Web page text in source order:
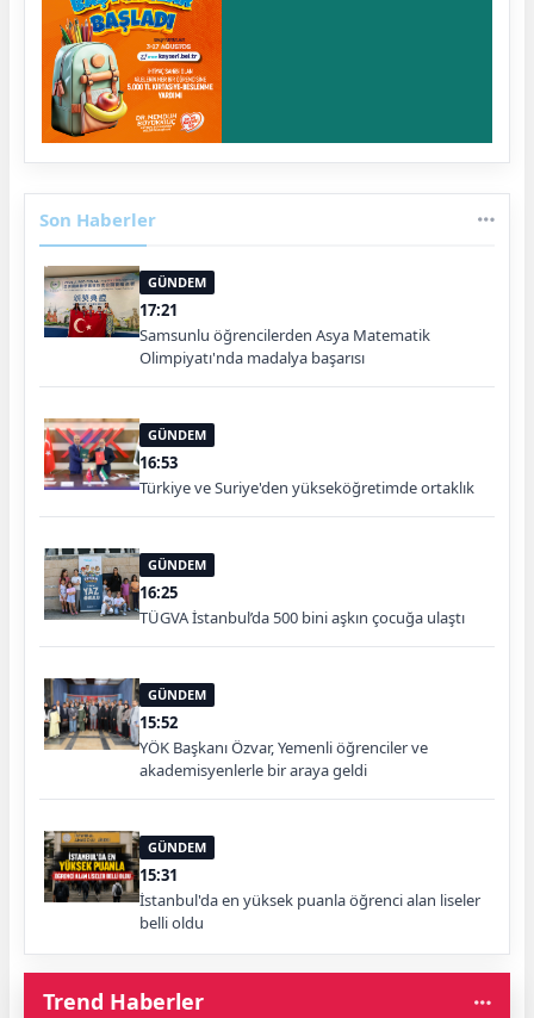
Son Haberler
GÜNDEM
17:21
Samsunlu öğrencilerden Asya Matematik
Olimpiyatı'nda madalya başarısı
GÜNDEM
16:53
Türkiye ve Suriye'den yükseköğretimde ortaklık
GÜNDEM
16:25
TÜGVA İstanbul’da 500 bini aşkın çocuğa ulaştı
GÜNDEM
15:52
YÖK Başkanı Özvar, Yemenli öğrenciler ve
akademisyenlerle bir araya geldi
GÜNDEM
15:31
İstanbul'da en yüksek puanla öğrenci alan liseler
belli oldu
Trend Haberler